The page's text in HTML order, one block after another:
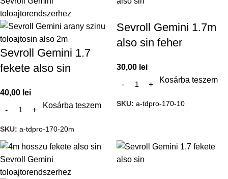
Sevroll Gemini 1.7
fekete also sin
40,00 lei
Kosárba teszem
SKU: a-tdpro-170-20m
Sevroll Gemini 1.7m
also sin feher
30,00 lei
Kosárba teszem
SKU: a-tdpro-170-10